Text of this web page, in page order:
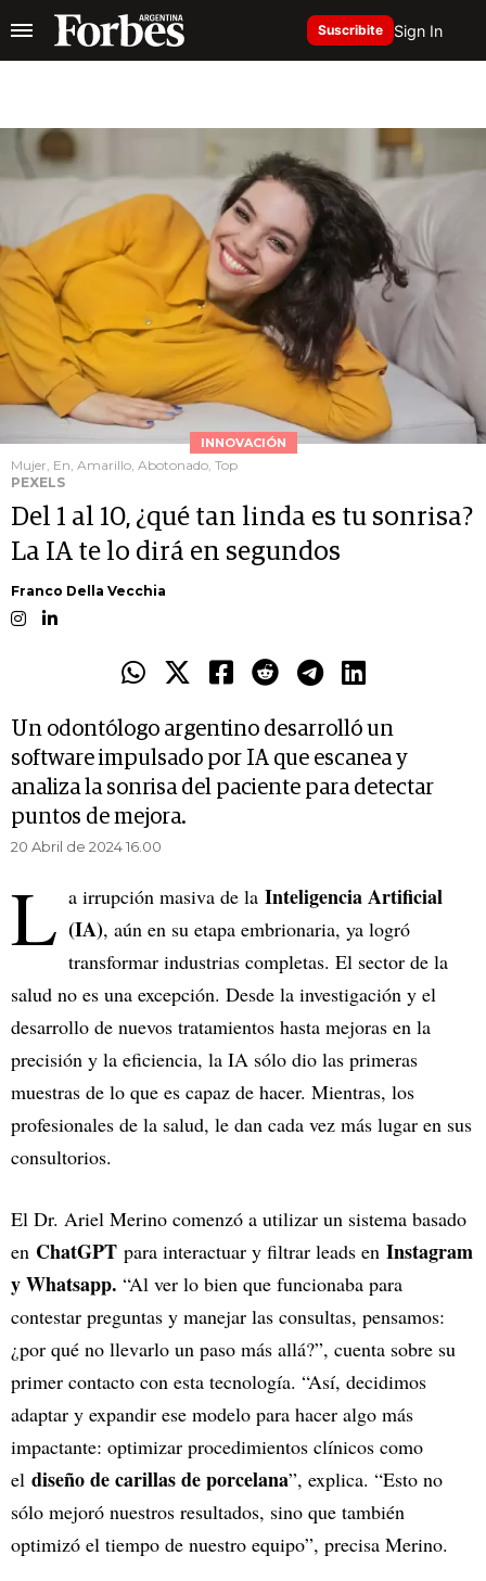
Suscribite Sign In
INNOVACIÓN
Mujer, En, Amarillo, Abotonado, Top
PEXELS
Del 1 al 10, ¿qué tan linda es tu sonrisa?
La IA te lo dirá en segundos
Franco Della Vecchia
Un odontólogo argentino desarrolló un
software impulsado por IA que escanea y
analiza la sonrisa del paciente para detectar
puntos de mejora.
20 Abril de 2024 16.00
L a irrupción masiva de la Inteligencia Artificial
(IA), aún en su etapa embrionaria, ya logró
transformar industrias completas. El sector de la
salud no es una excepción. Desde la investigación y el
desarrollo de nuevos tratamientos hasta mejoras en la
precisión y la eficiencia, la IA sólo dio las primeras
muestras de lo que es capaz de hacer. Mientras, los
profesionales de la salud, le dan cada vez más lugar en sus
consultorios.
El Dr. Ariel Merino comenzó a utilizar un sistema basado
en ChatGPT para interactuar y filtrar leads en Instagram
y Whatsapp. “Al ver lo bien que funcionaba para
contestar preguntas y manejar las consultas, pensamos:
¿por qué no llevarlo un paso más allá?”, cuenta sobre su
primer contacto con esta tecnología. “Así, decidimos
adaptar y expandir ese modelo para hacer algo más
impactante: optimizar procedimientos clínicos como
el diseño de carillas de porcelana”, explica. “Esto no
sólo mejoró nuestros resultados, sino que también
optimizó el tiempo de nuestro equipo”, precisa Merino.